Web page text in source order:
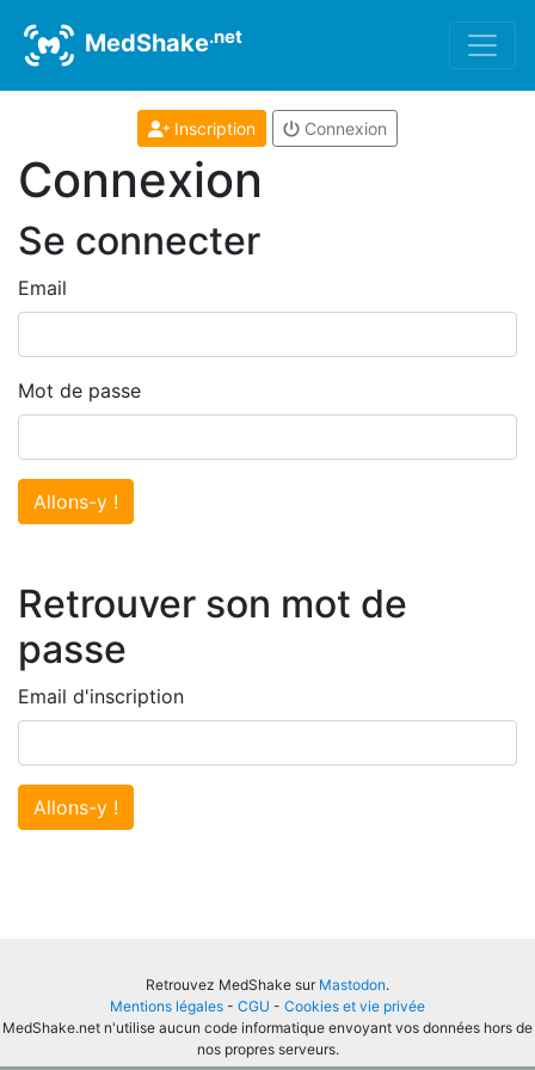
MedShake.net
Inscription Connexion
Connexion
Se connecter
Email
Mot de passe
Allons-y !
Retrouver son mot de
passe
Email d'inscription
Allons-y !
Retrouvez MedShake sur Mastodon.
Mentions légales - CGU - Cookies et vie privée
MedShake.net n'utilise aucun code informatique envoyant vos données hors de
nos propres serveurs.